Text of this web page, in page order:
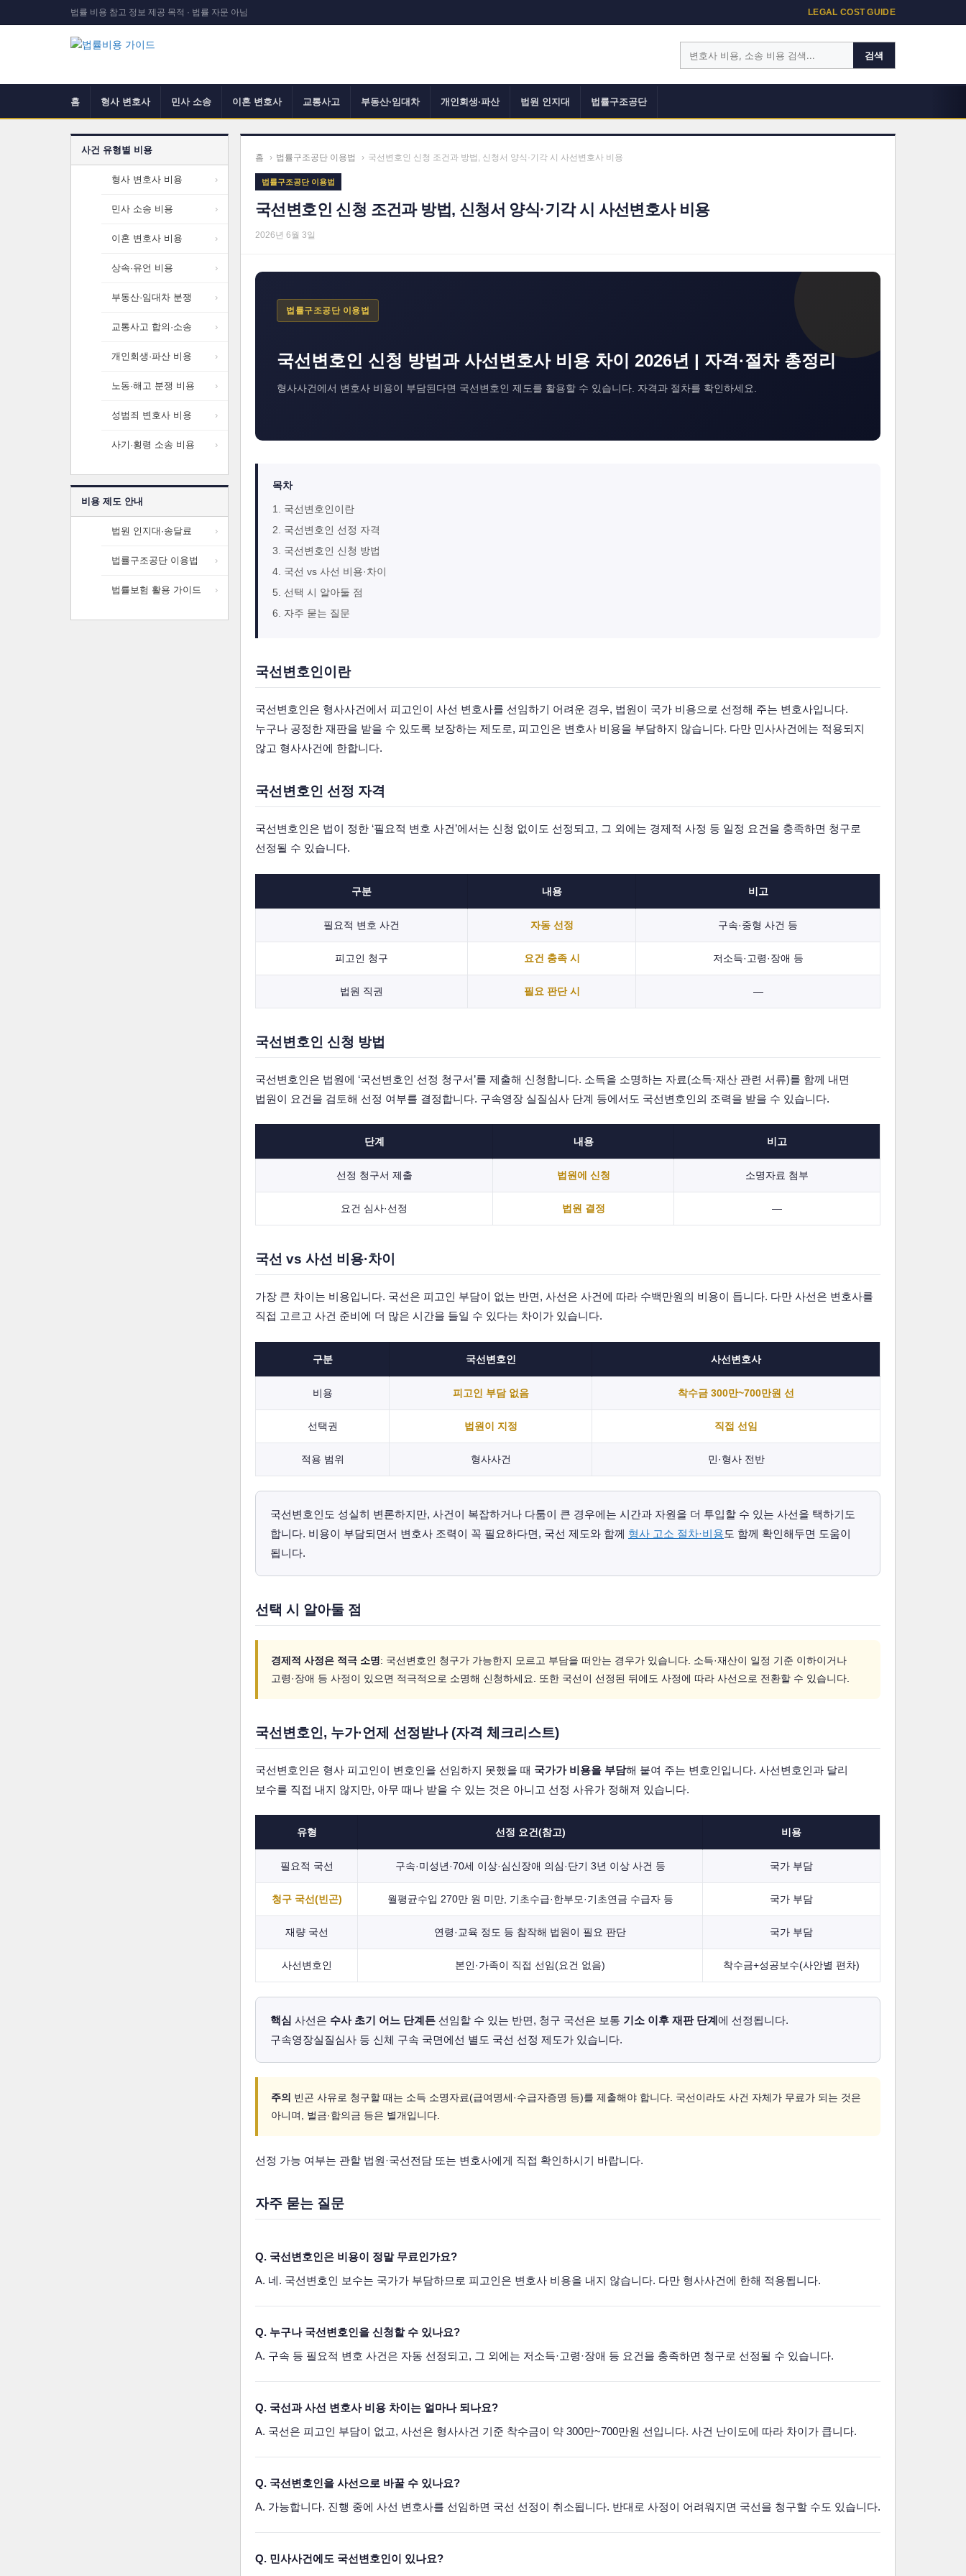
법률 비용 참고 정보 제공 목적 · 법률 자문 아님 LEGAL COST GUIDE
검색
홈 형사 변호사 민사 소송 이혼 변호사 교통사고 부동산·임대차 개인회생·파산 법원 인지대 법률구조공단
사건 유형별 비용
형사 변호사 비용
민사 소송 비용
이혼 변호사 비용
상속·유언 비용
부동산·임대차 분쟁
교통사고 합의·소송
개인회생·파산 비용
노동·해고 분쟁 비용
성범죄 변호사 비용
사기·횡령 소송 비용
비용 제도 안내
법원 인지대·송달료
법률구조공단 이용법
법률보험 활용 가이드
홈 › 법률구조공단 이용법 › 국선변호인 신청 조건과 방법, 신청서 양식·기각 시 사선변호사 비용
법률구조공단 이용법
국선변호인 신청 조건과 방법, 신청서 양식·기각 시 사선변호사 비용
2026년 6월 3일
법률구조공단 이용법
국선변호인 신청 방법과 사선변호사 비용 차이 2026년 | 자격·절차 총정리
형사사건에서 변호사 비용이 부담된다면 국선변호인 제도를 활용할 수 있습니다. 자격과 절차를 확인하세요.
목차
1. 국선변호인이란
2. 국선변호인 선정 자격
3. 국선변호인 신청 방법
4. 국선 vs 사선 비용·차이
5. 선택 시 알아둘 점
6. 자주 묻는 질문
국선변호인이란
국선변호인은 형사사건에서 피고인이 사선 변호사를 선임하기 어려운 경우, 법원이 국가 비용으로 선정해 주는 변호사입니다.
누구나 공정한 재판을 받을 수 있도록 보장하는 제도로, 피고인은 변호사 비용을 부담하지 않습니다. 다만 민사사건에는 적용되지
않고 형사사건에 한합니다.
국선변호인 선정 자격
국선변호인은 법이 정한 ‘필요적 변호 사건’에서는 신청 없이도 선정되고, 그 외에는 경제적 사정 등 일정 요건을 충족하면 청구로
선정될 수 있습니다.
구분 내용 비고
필요적 변호 사건 자동 선정 구속·중형 사건 등
피고인 청구 요건 충족 시 저소득·고령·장애 등
법원 직권 필요 판단 시 —
국선변호인 신청 방법
국선변호인은 법원에 ‘국선변호인 선정 청구서’를 제출해 신청합니다. 소득을 소명하는 자료(소득·재산 관련 서류)를 함께 내면
법원이 요건을 검토해 선정 여부를 결정합니다. 구속영장 실질심사 단계 등에서도 국선변호인의 조력을 받을 수 있습니다.
단계 내용 비고
선정 청구서 제출 법원에 신청 소명자료 첨부
요건 심사·선정 법원 결정 —
국선 vs 사선 비용·차이
가장 큰 차이는 비용입니다. 국선은 피고인 부담이 없는 반면, 사선은 사건에 따라 수백만원의 비용이 듭니다. 다만 사선은 변호사를
직접 고르고 사건 준비에 더 많은 시간을 들일 수 있다는 차이가 있습니다.
구분 국선변호인 사선변호사
비용 피고인 부담 없음 착수금 300만~700만원 선
선택권 법원이 지정 직접 선임
적용 범위 형사사건 민·형사 전반
국선변호인도 성실히 변론하지만, 사건이 복잡하거나 다툼이 큰 경우에는 시간과 자원을 더 투입할 수 있는 사선을 택하기도
합니다. 비용이 부담되면서 변호사 조력이 꼭 필요하다면, 국선 제도와 함께 형사 고소 절차·비용도 함께 확인해두면 도움이
됩니다.
선택 시 알아둘 점
경제적 사정은 적극 소명: 국선변호인 청구가 가능한지 모르고 부담을 떠안는 경우가 있습니다. 소득·재산이 일정 기준 이하이거나
고령·장애 등 사정이 있으면 적극적으로 소명해 신청하세요. 또한 국선이 선정된 뒤에도 사정에 따라 사선으로 전환할 수 있습니다.
국선변호인, 누가·언제 선정받나 (자격 체크리스트)
국선변호인은 형사 피고인이 변호인을 선임하지 못했을 때 국가가 비용을 부담해 붙여 주는 변호인입니다. 사선변호인과 달리
보수를 직접 내지 않지만, 아무 때나 받을 수 있는 것은 아니고 선정 사유가 정해져 있습니다.
유형 선정 요건(참고) 비용
필요적 국선 구속·미성년·70세 이상·심신장애 의심·단기 3년 이상 사건 등 국가 부담
청구 국선(빈곤) 월평균수입 270만 원 미만, 기초수급·한부모·기초연금 수급자 등 국가 부담
재량 국선 연령·교육 정도 등 참작해 법원이 필요 판단 국가 부담
사선변호인 본인·가족이 직접 선임(요건 없음) 착수금+성공보수(사안별 편차)
핵심 사선은 수사 초기 어느 단계든 선임할 수 있는 반면, 청구 국선은 보통 기소 이후 재판 단계에 선정됩니다.
구속영장실질심사 등 신체 구속 국면에선 별도 국선 선정 제도가 있습니다.
주의 빈곤 사유로 청구할 때는 소득 소명자료(급여명세·수급자증명 등)를 제출해야 합니다. 국선이라도 사건 자체가 무료가 되는 것은
아니며, 벌금·합의금 등은 별개입니다.
선정 가능 여부는 관할 법원·국선전담 또는 변호사에게 직접 확인하시기 바랍니다.
자주 묻는 질문
Q. 국선변호인은 비용이 정말 무료인가요?
A. 네. 국선변호인 보수는 국가가 부담하므로 피고인은 변호사 비용을 내지 않습니다. 다만 형사사건에 한해 적용됩니다.
Q. 누구나 국선변호인을 신청할 수 있나요?
A. 구속 등 필요적 변호 사건은 자동 선정되고, 그 외에는 저소득·고령·장애 등 요건을 충족하면 청구로 선정될 수 있습니다.
Q. 국선과 사선 변호사 비용 차이는 얼마나 되나요?
A. 국선은 피고인 부담이 없고, 사선은 형사사건 기준 착수금이 약 300만~700만원 선입니다. 사건 난이도에 따라 차이가 큽니다.
Q. 국선변호인을 사선으로 바꿀 수 있나요?
A. 가능합니다. 진행 중에 사선 변호사를 선임하면 국선 선정이 취소됩니다. 반대로 사정이 어려워지면 국선을 청구할 수도 있습니다.
Q. 민사사건에도 국선변호인이 있나요?